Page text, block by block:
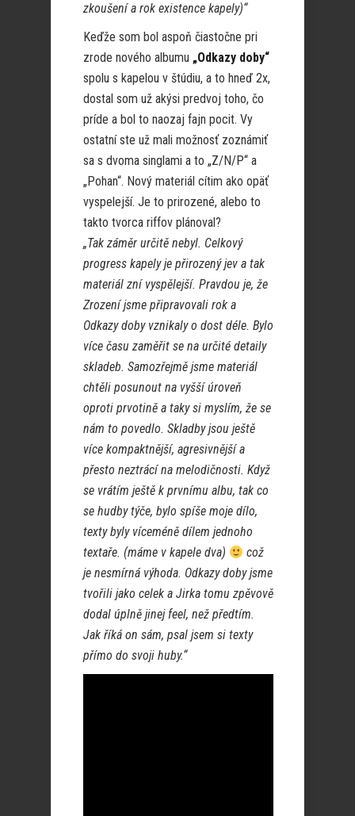
zkoušení a rok existence kapely)“
Keďže som bol aspoň čiastočne pri
zrode nového albumu „Odkazy doby“
spolu s kapelou v štúdiu, a to hneď 2x,
dostal som už akýsi predvoj toho, čo
príde a bol to naozaj fajn pocit. Vy
ostatní ste už mali možnosť zoznámiť
sa s dvoma singlami a to „Z/N/P“ a
„Pohan“. Nový materiál cítim ako opäť
vyspelejší. Je to prirozené, alebo to
takto tvorca riffov plánoval?
„Tak záměr určitě nebyl. Celkový
progress kapely je přirozený jev a tak
materiál zní vyspělejší. Pravdou je, že
Zrození jsme připravovali rok a
Odkazy doby vznikaly o dost déle. Bylo
více času zaměřit se na určité detaily
skladeb. Samozřejmě jsme materiál
chtěli posunout na vyšší úroveň
oproti prvotině a taky si myslím, že se
nám to povedlo. Skladby jsou ještě
více kompaktnější, agresivnější a
přesto neztrácí na melodičnosti. Když
se vrátím ještě k prvnímu albu, tak co
se hudby týče, bylo spíše moje dílo,
texty byly víceméně dílem jednoho
textaře. (máme v kapele dva)
což
je nesmírná výhoda. Odkazy doby jsme
tvořili jako celek a Jirka tomu zpěvově
dodal úplně jinej feel, než předtím.
Jak říká on sám, psal jsem si texty
přímo do svoji huby.“